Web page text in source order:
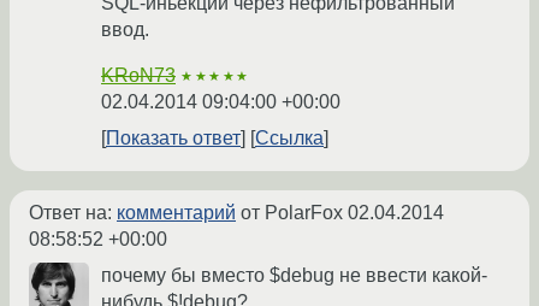
ввод.
KRoN73 ★★★★★
02.04.2014 09:04:00 +00:00
Показать ответ
Ссылка
Ответ на: комментарий от PolarFox 02.04.2014
08:58:52 +00:00
почему бы вместо $debug не ввести какой-
нибудь $!debug?